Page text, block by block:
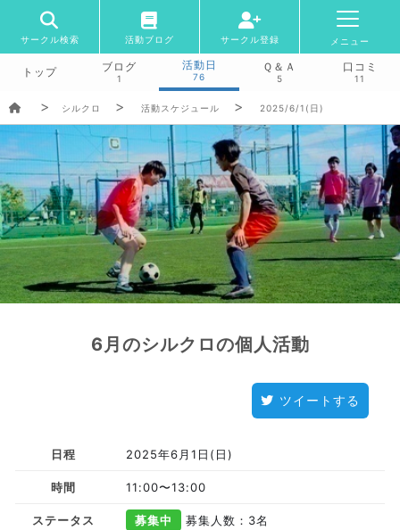
サークル検索 活動ブログ サークル登録 メニュー
トップ ブログ
1
活動日
76
Ｑ＆Ａ
5
口コミ
11
シルクロ 活動スケジュール 2025/6/1(日)
6月のシルクロの個人活動
ツイートする
日程 2025年6月1日(日)
時間 11:00〜13:00
ステータス 募集中 募集人数：3名